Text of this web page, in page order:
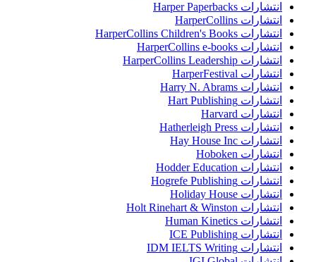
انتشارات Harper Paperbacks
انتشارات HarperCollins
انتشارات HarperCollins Children's Books
انتشارات HarperCollins e-books
انتشارات HarperCollins Leadership
انتشارات HarperFestival
انتشارات Harry N. Abrams
انتشارات Hart Publishing
انتشارات Harvard
انتشارات Hatherleigh Press
انتشارات Hay House Inc
انتشارات Hoboken
انتشارات Hodder Education
انتشارات Hogrefe Publishing
انتشارات Holiday House
انتشارات Holt Rinehart & Winston
انتشارات Human Kinetics
انتشارات ICE Publishing
انتشارات IDM IELTS Writing